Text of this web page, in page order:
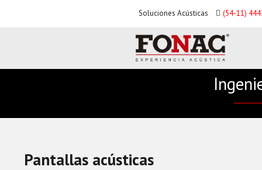
Soluciones Acústicas (54-11)
Pantallas acústicas